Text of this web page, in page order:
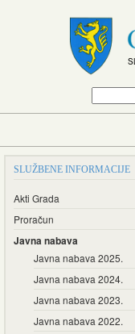
SLUŽBENE INFORMACIJE
Akti Grada
Proračun
Javna nabava
Javna nabava 2025.
Javna nabava 2024.
Javna nabava 2023.
Javna nabava 2022.